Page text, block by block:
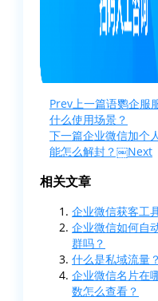
Prev上一篇语鹦企服
什么使用场景？
下一篇企业微信加个
能怎么解封？￼Next
相关文章
企业微信获客工
企业微信如何自
群吗？
什么是私域流量
企业微信名片在
数怎么查看？